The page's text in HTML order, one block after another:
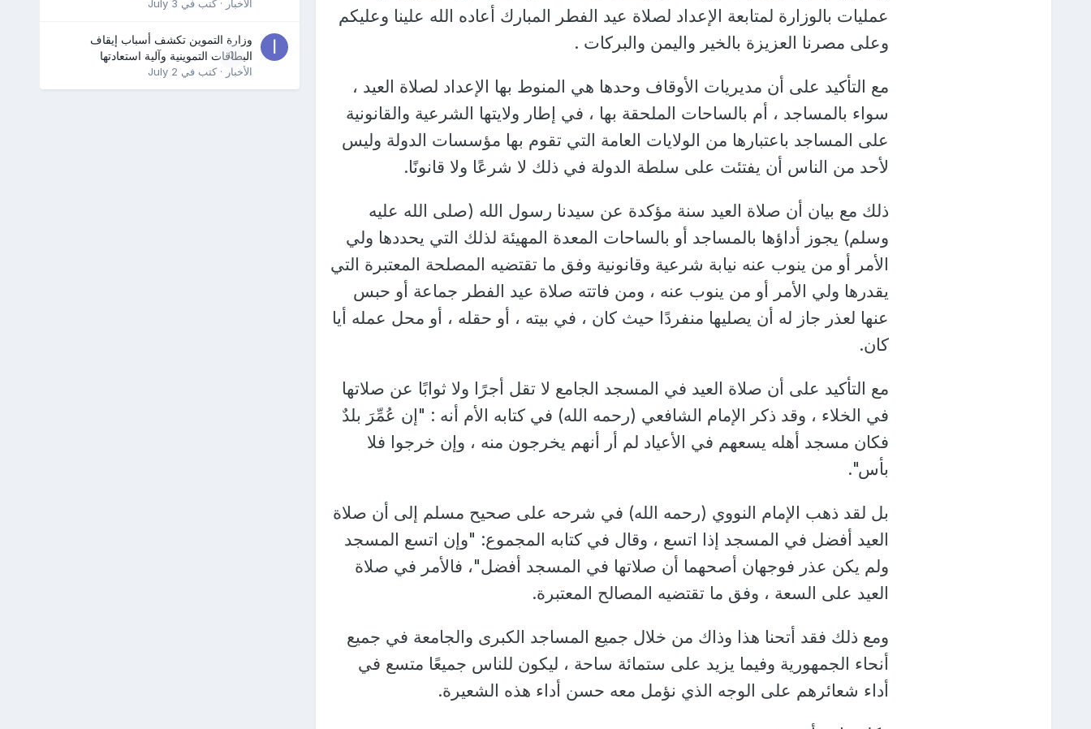
عمليات بالوزارة لمتابعة الإعداد لصلاة عيد الفطر المبارك أعاده الله علينا وعليكم
وعلى مصرنا العزيزة بالخير واليمن والبركات .
مع التأكيد على أن مديريات الأوقاف وحدها هي المنوط بها الإعداد لصلاة العيد ،
سواء بالمساجد ، أم بالساحات الملحقة بها ، في إطار ولايتها الشرعية والقانونية
على المساجد باعتبارها من الولايات العامة التي تقوم بها مؤسسات الدولة وليس
لأحد من الناس أن يفتئت على سلطة الدولة في ذلك لا شرعًا ولا قانونًا.
ذلك مع بيان أن صلاة العيد سنة مؤكدة عن سيدنا رسول الله (صلى الله عليه
وسلم) يجوز أداؤها بالمساجد أو بالساحات المعدة المهيئة لذلك التي يحددها ولي
الأمر أو من ينوب عنه نيابة شرعية وقانونية وفق ما تقتضيه المصلحة المعتبرة التي
يقدرها ولي الأمر أو من ينوب عنه ، ومن فاتته صلاة عيد الفطر جماعة أو حبس
عنها لعذر جاز له أن يصليها منفردًا حيث كان ، في بيته ، أو حقله ، أو محل عمله أيا
كان.
مع التأكيد على أن صلاة العيد في المسجد الجامع لا تقل أجرًا ولا ثوابًا عن صلاتها
في الخلاء ، وقد ذكر الإمام الشافعي (رحمه الله) في كتابه الأم أنه : "إن عُمِّرَ بلدٌ
فكان مسجد أهله يسعهم في الأعياد لم أر أنهم يخرجون منه ، وإن خرجوا فلا
بأس".
بل لقد ذهب الإمام النووي (رحمه الله) في شرحه على صحيح مسلم إلى أن صلاة
العيد أفضل في المسجد إذا اتسع ، وقال في كتابه المجموع: "وإن اتسع المسجد
ولم يكن عذر فوجهان أصحهما أن صلاتها في المسجد أفضل"، فالأمر في صلاة
العيد على السعة ، وفق ما تقتضيه المصالح المعتبرة.
ومع ذلك فقد أتحنا هذا وذاك من خلال جميع المساجد الكبرى والجامعة في جميع
أنحاء الجمهورية وفيما يزيد على ستمائة ساحة ، ليكون للناس جميعًا متسع في
أداء شعائرهم على الوجه الذي نؤمل معه حسن أداء هذه الشعيرة.
الأخبار · كتب في July 3
0
وزارة التموين تكشف أسباب إيقاف
البطاقات التموينية وآلية استعادتها
الأخبار · كتب في July 2